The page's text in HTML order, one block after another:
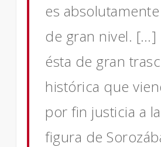
es
de gran nivel. […]
ésta de gran
histórica que
por fin justicia a
figura de